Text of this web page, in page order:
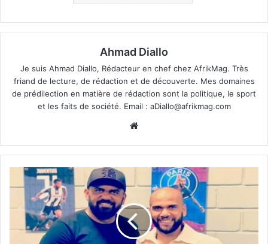
Ahmad Diallo
Je suis Ahmad Diallo, Rédacteur en chef chez AfrikMag. Très
friand de lecture, de rédaction et de découverte. Mes domaines
de prédilection en matière de rédaction sont la politique, le sport
et les faits de société. Email : aDiallo@afrikmag.com